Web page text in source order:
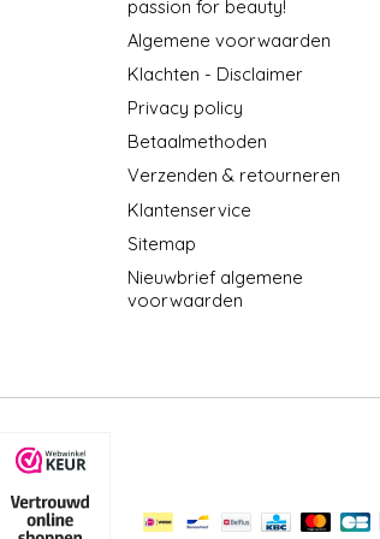
passion for beauty!
Algemene voorwaarden
Klachten - Disclaimer
Privacy policy
Betaalmethoden
Verzenden & retourneren
Klantenservice
Sitemap
Nieuwbrief algemene
voorwaarden